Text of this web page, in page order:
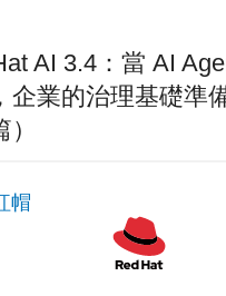
AI 3.4：當 AI
企業的治理基礎準
）
帽